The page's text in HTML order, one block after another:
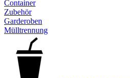
Container
Zubehör
Garderoben
Mülltrennung